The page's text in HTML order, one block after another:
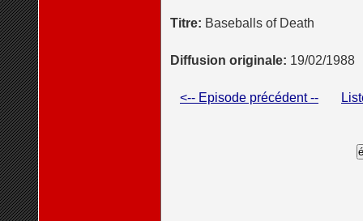
Titre: Baseballs of Death
Diffusion originale: 19/02/1988
<-- Episode précédent --